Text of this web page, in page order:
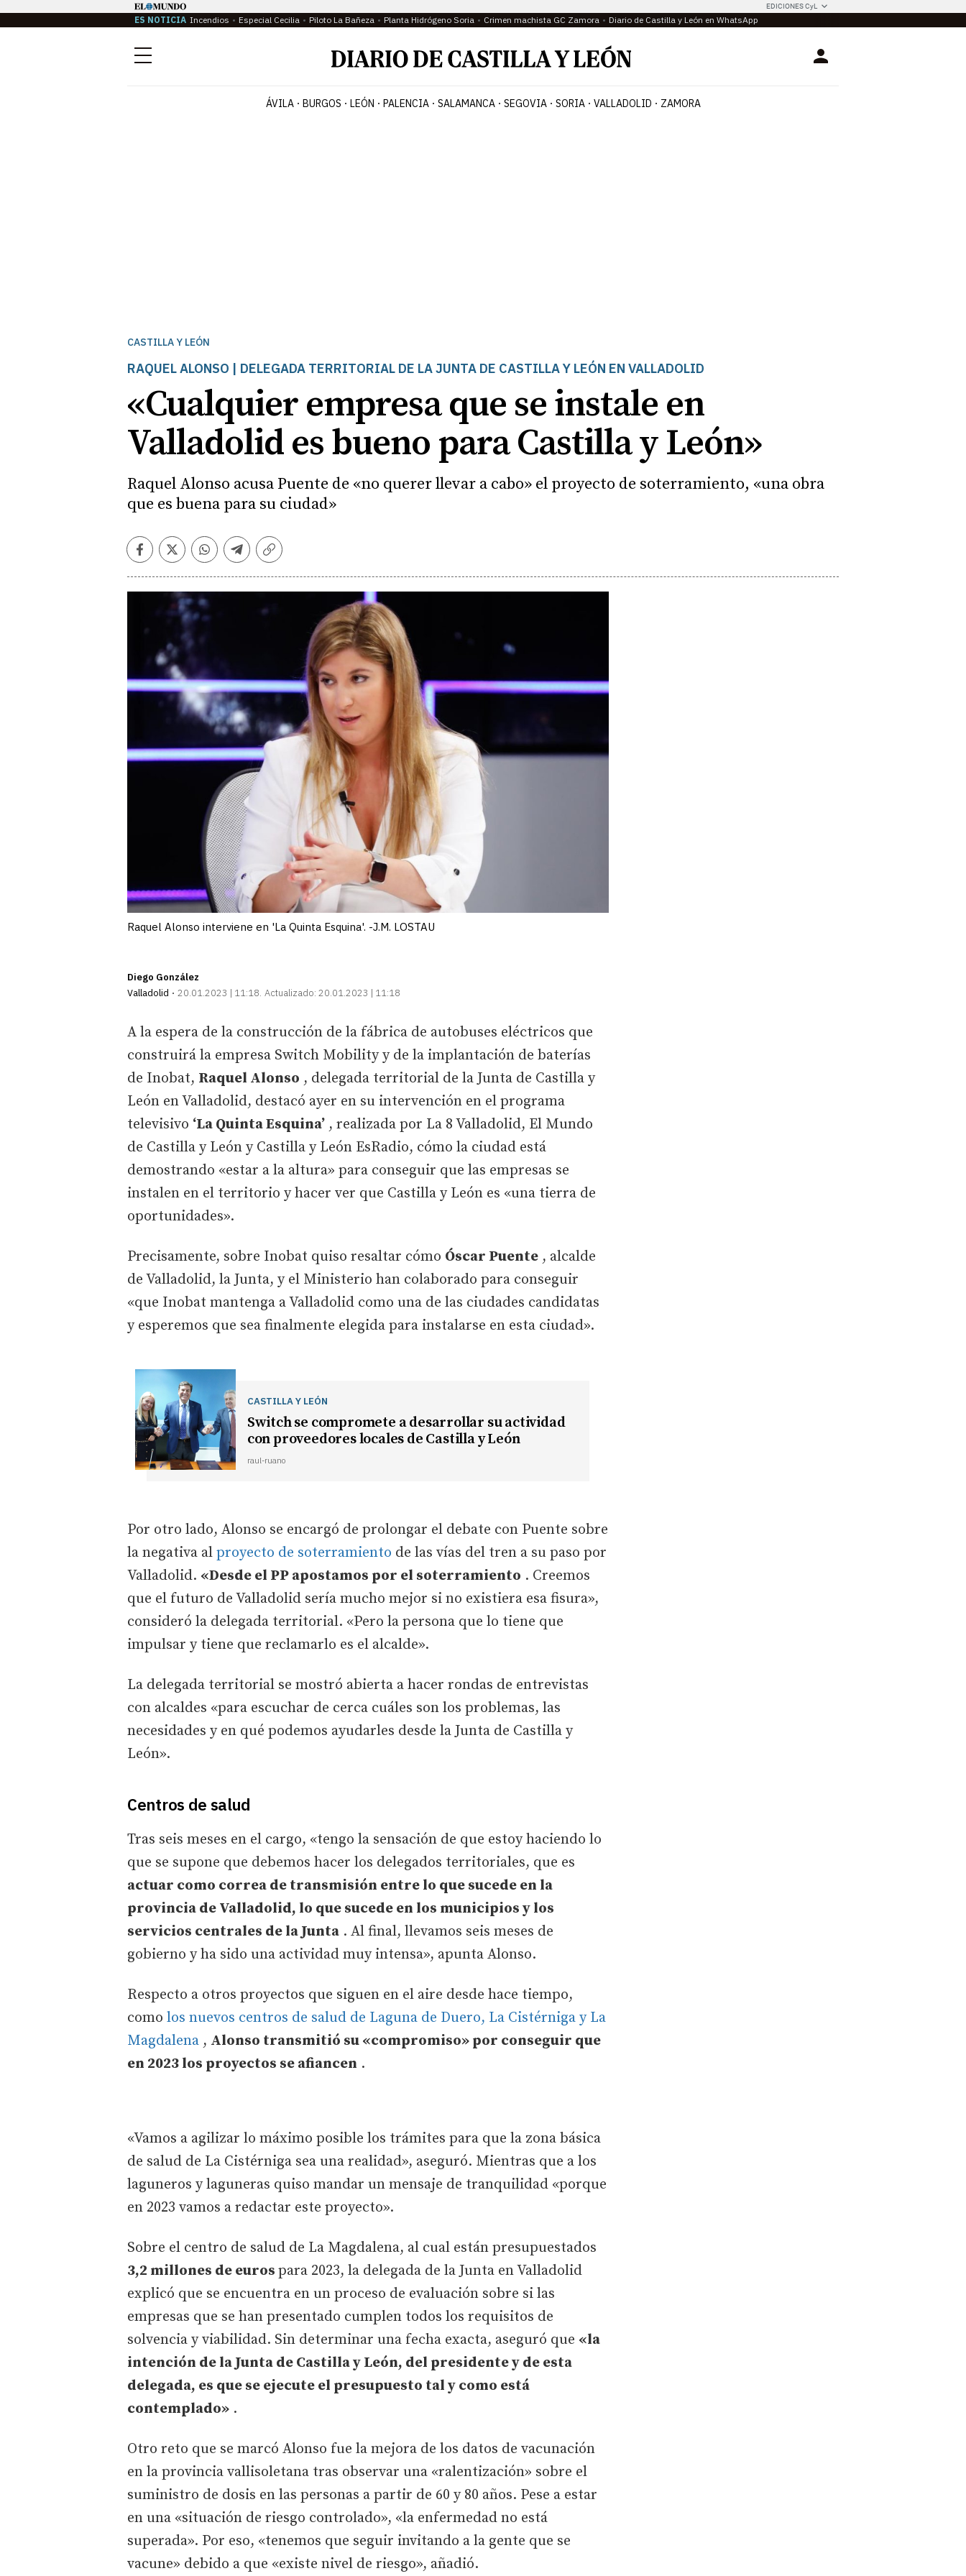
EDICIONES CyL
ES NOTICIA Incendios Especial Cecilia Piloto La Bañeza Planta Hidrógeno Soria Crimen machista GC Zamora Diario de Castilla y León en WhatsApp
Menú Login
ÁVILA BURGOS LEÓN PALENCIA SALAMANCA SEGOVIA SORIA VALLADOLID ZAMORA
CASTILLA Y LEÓN
RAQUEL ALONSO | DELEGADA TERRITORIAL DE LA JUNTA DE CASTILLA Y LEÓN EN VALLADOLID
«Cualquier empresa que se instale en
Valladolid es bueno para Castilla y León»
Raquel Alonso acusa Puente de «no querer llevar a cabo» el proyecto de soterramiento, «una obra
que es buena para su ciudad»
Facebook
TwitterWhatsapp
Telegram
Copiar
Raquel Alonso interviene en 'La Quinta Esquina'. -J.M. LOSTAU
Diego González
Valladolid
20.01.2023 | 11:18 Actualizado: 20.01.2023 | 11:18
A la espera de la construcción de la fábrica de autobuses eléctricos que
construirá la empresa Switch Mobility y de la implantación de baterías
de Inobat, Raquel Alonso , delegada territorial de la Junta de Castilla y
León en Valladolid, destacó ayer en su intervención en el programa
televisivo ‘La Quinta Esquina’ , realizada por La 8 Valladolid, El Mundo
de Castilla y León y Castilla y León EsRadio, cómo la ciudad está
demostrando «estar a la altura» para conseguir que las empresas se
instalen en el territorio y hacer ver que Castilla y León es «una tierra de
oportunidades».
Precisamente, sobre Inobat quiso resaltar cómo Óscar Puente , alcalde
de Valladolid, la Junta, y el Ministerio han colaborado para conseguir
«que Inobat mantenga a Valladolid como una de las ciudades candidatas
y esperemos que sea finalmente elegida para instalarse en esta ciudad».
CASTILLA Y LEÓN
Switch se compromete a desarrollar su actividad
con proveedores locales de Castilla y León
raul-ruano
Por otro lado, Alonso se encargó de prolongar el debate con Puente sobre
la negativa al proyecto de soterramiento de las vías del tren a su paso por
Valladolid. «Desde el PP apostamos por el soterramiento . Creemos
que el futuro de Valladolid sería mucho mejor si no existiera esa fisura»,
consideró la delegada territorial. «Pero la persona que lo tiene que
impulsar y tiene que reclamarlo es el alcalde».
La delegada territorial se mostró abierta a hacer rondas de entrevistas
con alcaldes «para escuchar de cerca cuáles son los problemas, las
necesidades y en qué podemos ayudarles desde la Junta de Castilla y
León».
Centros de salud
Tras seis meses en el cargo, «tengo la sensación de que estoy haciendo lo
que se supone que debemos hacer los delegados territoriales, que es
actuar como correa de transmisión entre lo que sucede en la
provincia de Valladolid, lo que sucede en los municipios y los
servicios centrales de la Junta . Al final, llevamos seis meses de
gobierno y ha sido una actividad muy intensa», apunta Alonso.
Respecto a otros proyectos que siguen en el aire desde hace tiempo,
como los nuevos centros de salud de Laguna de Duero, La Cistérniga y La
Magdalena , Alonso transmitió su «compromiso» por conseguir que
en 2023 los proyectos se afiancen .
«Vamos a agilizar lo máximo posible los trámites para que la zona básica
de salud de La Cistérniga sea una realidad», aseguró. Mientras que a los
laguneros y laguneras quiso mandar un mensaje de tranquilidad «porque
en 2023 vamos a redactar este proyecto».
Sobre el centro de salud de La Magdalena, al cual están presupuestados
3,2 millones de euros para 2023, la delegada de la Junta en Valladolid
explicó que se encuentra en un proceso de evaluación sobre si las
empresas que se han presentado cumplen todos los requisitos de
solvencia y viabilidad. Sin determinar una fecha exacta, aseguró que «la
intención de la Junta de Castilla y León, del presidente y de esta
delegada, es que se ejecute el presupuesto tal y como está
contemplado» .
Otro reto que se marcó Alonso fue la mejora de los datos de vacunación
en la provincia vallisoletana tras observar una «ralentización» sobre el
suministro de dosis en las personas a partir de 60 y 80 años. Pese a estar
en una «situación de riesgo controlado», «la enfermedad no está
superada». Por eso, «tenemos que seguir invitando a la gente que se
vacune» debido a que «existe nivel de riesgo», añadió.